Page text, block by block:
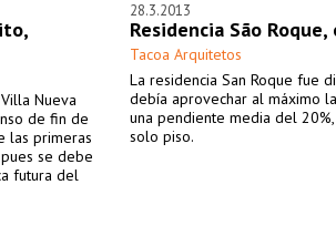
Nueva
de fin de
las primeras
se debe
futura del
28.3.2013
Residencia São
Tacoa Arquitetos
La residencia San Roque fue
debía aprovechar al máximo
una pendiente media del
solo piso.